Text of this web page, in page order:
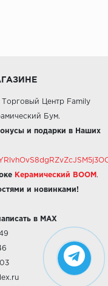
Центр Family
Бум.
и подарки в Наших
Керамический BOOM .
и новинками!
в MAX